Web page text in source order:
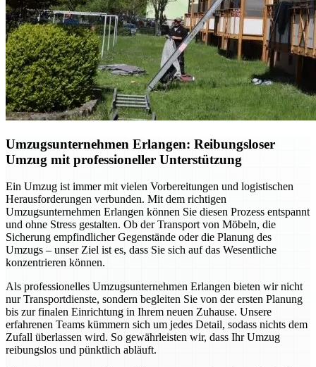
Umzugsunternehmen Erlangen: Reibungsloser
Umzug mit professioneller Unterstützung
Ein Umzug ist immer mit vielen Vorbereitungen und logistischen
Herausforderungen verbunden. Mit dem richtigen
Umzugsunternehmen Erlangen können Sie diesen Prozess entspannt
und ohne Stress gestalten. Ob der Transport von Möbeln, die
Sicherung empfindlicher Gegenstände oder die Planung des
Umzugs – unser Ziel ist es, dass Sie sich auf das Wesentliche
konzentrieren können.
Als professionelles Umzugsunternehmen Erlangen bieten wir nicht
nur Transportdienste, sondern begleiten Sie von der ersten Planung
bis zur finalen Einrichtung in Ihrem neuen Zuhause. Unsere
erfahrenen Teams kümmern sich um jedes Detail, sodass nichts dem
Zufall überlassen wird. So gewährleisten wir, dass Ihr Umzug
reibungslos und pünktlich abläuft.